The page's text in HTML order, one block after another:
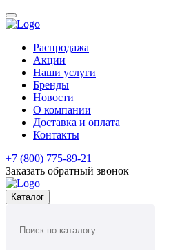
Распродажа
Акции
Наши услуги
Бренды
Новости
О компании
Доставка и оплата
Контакты
+7 (800) 775-89-21
Заказать обратный звонок
Каталог